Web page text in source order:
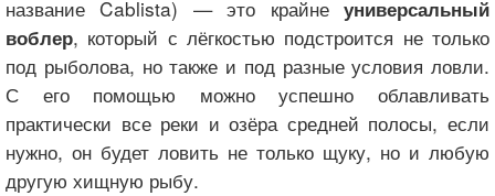
название Cablista) — это крайне универсальный
воблер, который с лёгкостью подстроится не только
под рыболова, но также и под разные условия ловли.
С его помощью можно успешно облавливать
практически все реки и озёра средней полосы, если
нужно, он будет ловить не только щуку, но и любую
другую хищную рыбу.